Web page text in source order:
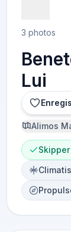
3 photos
Lui
Alimos